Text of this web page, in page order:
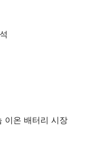
이온 배터리 시장